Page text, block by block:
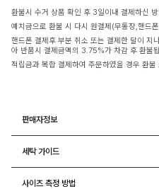
환불시 수거 상품 확인 후 3일이내 결제하신
예치금으로 환불 시 다시 원결제(무통장,핸드
핸드폰 결제후 부분 취소 또는 결제한 달이 지
아 반품시 결제금액의 3.75%가 차감 후 환불
적립금과 복합 결제하여 주문하였을 경우 환
판매자정보
세탁 가이드
사이즈 측정 방법